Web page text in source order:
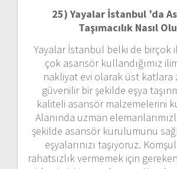
25) Yayalar İstanbul ’da
Taşımacılık Nasıl
Yayalar İstanbul belki de birçok
çok asansör kullandığımız
nakliyat evi olarak üst katlara
güvenilir bir şekilde eşya
kaliteli asansör malzemelerini
Alanında uzman
şekilde asansör kurulumunu
eşyalarınızı taşıyoruz.
rahatsızlık vermemek için